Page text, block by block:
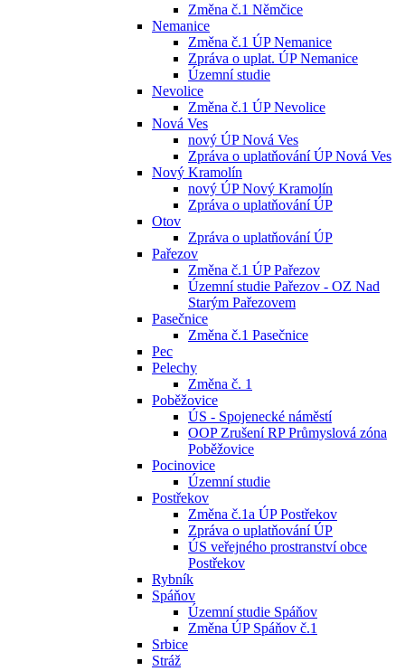
Změna č.1 Němčice
Nemanice
Změna č.1 ÚP Nemanice
Zpráva o uplat. ÚP Nemanice
Územní studie
Nevolice
Změna č.1 ÚP Nevolice
Nová Ves
nový ÚP Nová Ves
Zpráva o uplatňování ÚP Nová Ves
Nový Kramolín
nový ÚP Nový Kramolín
Zpráva o uplatňování ÚP
Otov
Zpráva o uplatňování ÚP
Pařezov
Změna č.1 ÚP Pařezov
Územní studie Pařezov - OZ Nad
Starým Pařezovem
Pasečnice
Změna č.1 Pasečnice
Pec
Pelechy
Změna č. 1
Poběžovice
ÚS - Spojenecké náměstí
OOP Zrušení RP Průmyslová zóna
Poběžovice
Pocinovice
Územní studie
Postřekov
Změna č.1a ÚP Postřekov
Zpráva o uplatňování ÚP
ÚS veřejného prostranství obce
Postřekov
Rybník
Spáňov
Územní studie Spáňov
Změna ÚP Spáňov č.1
Srbice
Stráž